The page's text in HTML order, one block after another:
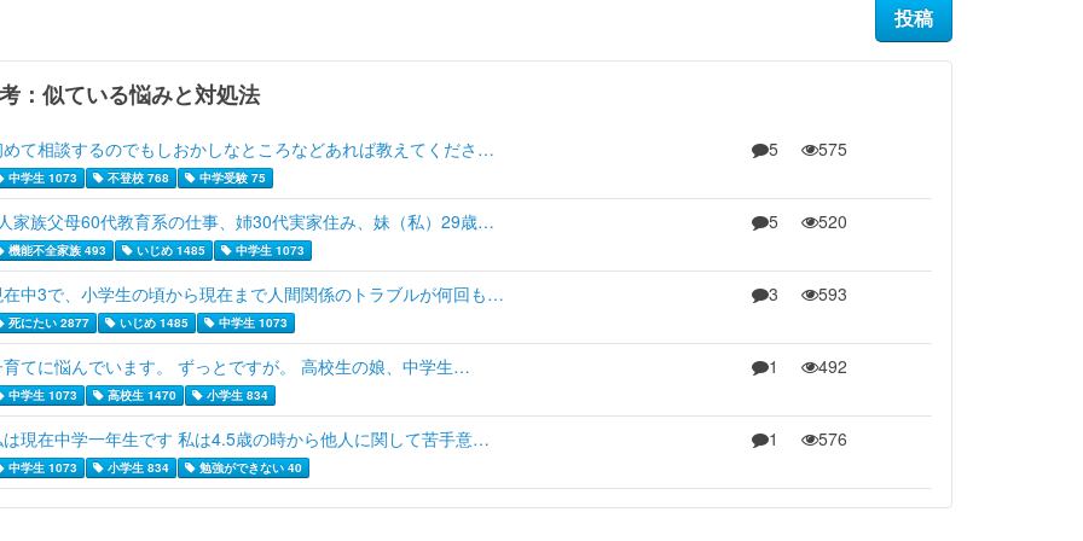
：似ている悩みと対処法
めて相談するのでもしおかしなところなどあれば教えてくださ…
中学生 1073 不登校 768 中学受験 75
5 575
家族父母60代教育系の仕事、姉30代実家住み、妹（私）29歳…
機能不全家族 493 いじめ 1485 中学生 1073
5 520
在中3で、小学生の頃から現在まで人間関係のトラブルが何回も…
死にたい 2877 いじめ 1485 中学生 1073
3 593
育てに悩んでいます。 ずっとですが。 高校生の娘、中学生…
中学生 1073 高校生 1470 小学生 834
1 492
は現在中学一年生です 私は4.5歳の時から他人に関して苦手意…
中学生 1073 小学生 834 勉強ができない 40
1 576